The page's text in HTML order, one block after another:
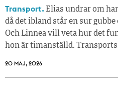
Transport. Elias undrar om
då det ibland står en sur
Och Linnea vill veta hur det
hon är timanställd.
20 MAJ, 2026